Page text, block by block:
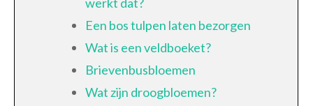
Een bos tulpen laten bezorgen
Wat is een veldboeket?
Brievenbusbloemen
Wat zijn droogbloemen?